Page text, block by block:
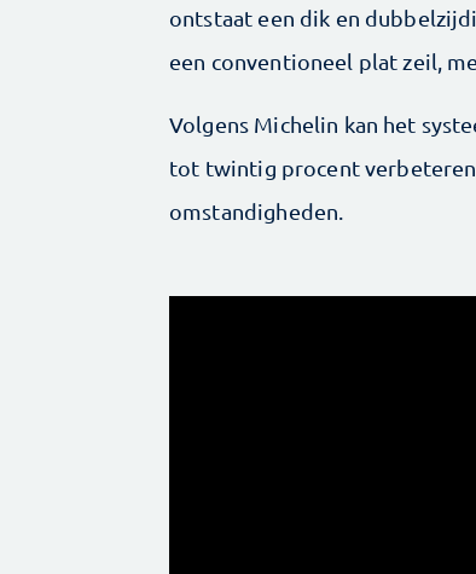
ontstaat een dik en
een conventioneel plat zeil,
Volgens Michelin kan het
tot twintig procent
omstandigheden.